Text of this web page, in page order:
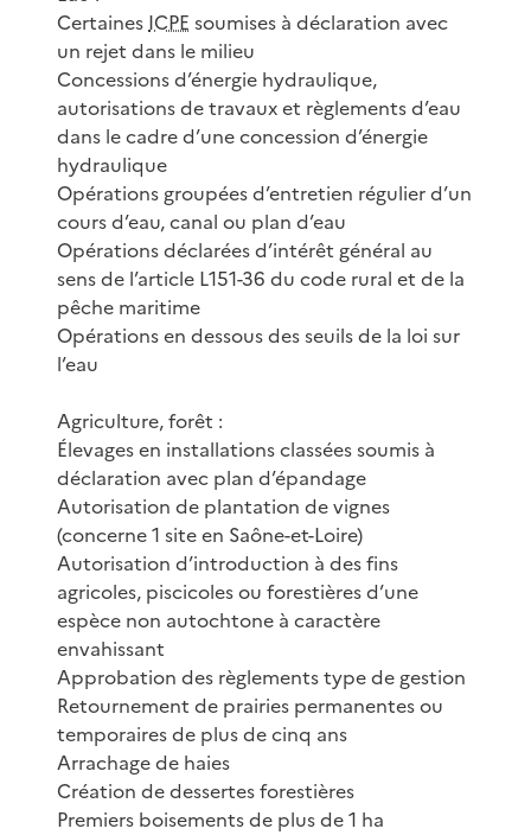
Certaines ICPE soumises à déclaration avec
un rejet dans le milieu
Concessions d’énergie hydraulique,
autorisations de travaux et règlements d’eau
dans le cadre d’une concession d’énergie
hydraulique
Opérations groupées d’entretien régulier d’un
cours d’eau, canal ou plan d’eau
Opérations déclarées d’intérêt général au
sens de l’article L151-36 du code rural et de la
pêche maritime
Opérations en dessous des seuils de la loi sur
l’eau
Agriculture, forêt :
Élevages en installations classées soumis à
déclaration avec plan d’épandage
Autorisation de plantation de vignes
(concerne 1 site en Saône-et-Loire)
Autorisation d’introduction à des fins
agricoles, piscicoles ou forestières d’une
espèce non autochtone à caractère
envahissant
Approbation des règlements type de gestion
Retournement de prairies permanentes ou
temporaires de plus de cinq ans
Arrachage de haies
Création de dessertes forestières
Premiers boisements de plus de 1 ha